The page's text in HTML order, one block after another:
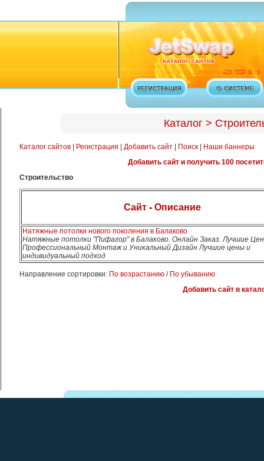
Каталог >
Каталог сайтов Регистрация Добавить сайт Поиск
Наши баннеры
Добавить сайт и получить 100
Строительство
Сайт- Описание
Натяжные потолки нового поколения в Балаково
Натяжные потолки "Пифагор" в Балаково. Онлайн Заказ. Лучшие
Профессиональный Монтаж и Уникальный Дизайн Лучшие цены и
индивидуальный подход
Направление сортировки: По возрастанию / По убыванию
Добавить сайт в